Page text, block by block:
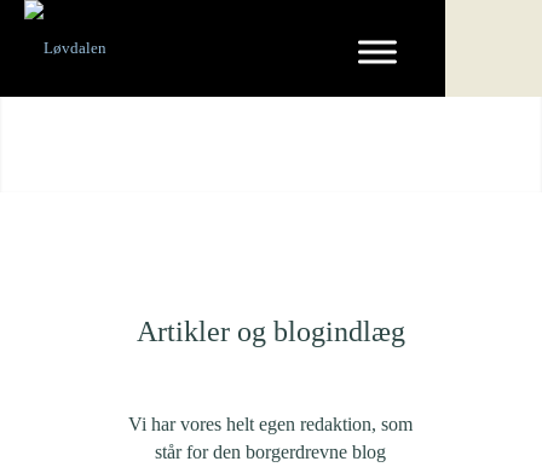
Artikler og blogindlæg
Vi har vores helt egen redaktion, som
står for den borgerdrevne blog